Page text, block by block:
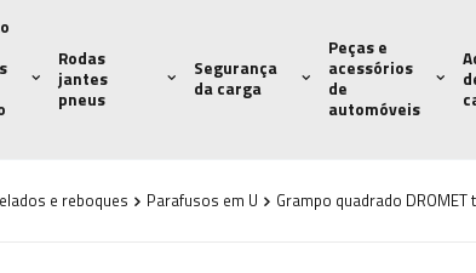
Rodas
jantes
pneus
Segurança
da carga
Peças e
acessórios
de
automóveis
e reboques Parafusos em U Grampo quadrado